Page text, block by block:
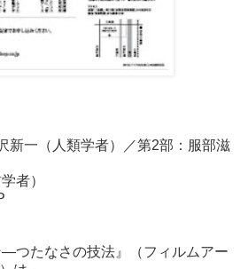
新一（人類学者）／第2部：服部滋
者）
―つたなさの技法』（フィルムアー